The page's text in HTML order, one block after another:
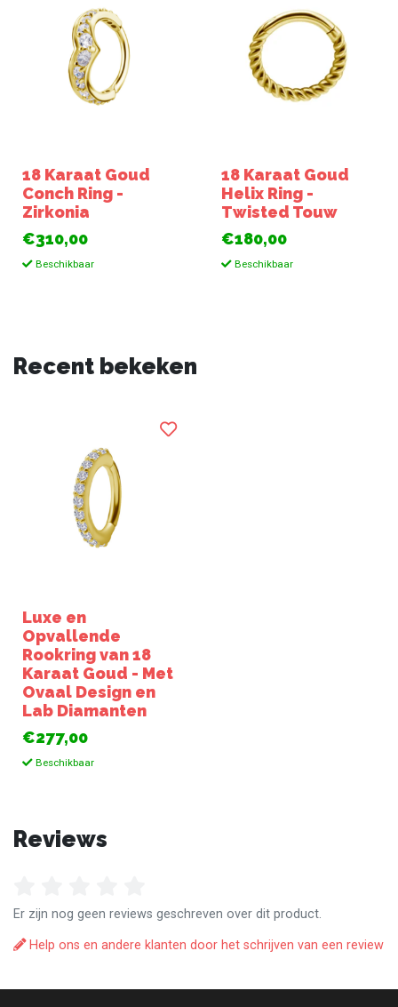
18 Karaat Goud
Conch Ring -
Zirkonia
€310,00
Beschikbaar
18 Karaat Goud
Helix Ring -
Twisted Touw
€180,00
Beschikbaar
Recent bekeken
Luxe en
Opvallende
Rookring van 18
Karaat Goud - Met
Ovaal Design en
Lab Diamanten
€277,00
Beschikbaar
Reviews
Er zijn nog geen reviews geschreven over dit product.
Help ons en andere klanten door het schrijven van een review